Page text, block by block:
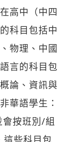
高中（中四
科目包括中
物理、中國
言的科目包
論、資訊與
華語學生：
按班別/組
這些科目包